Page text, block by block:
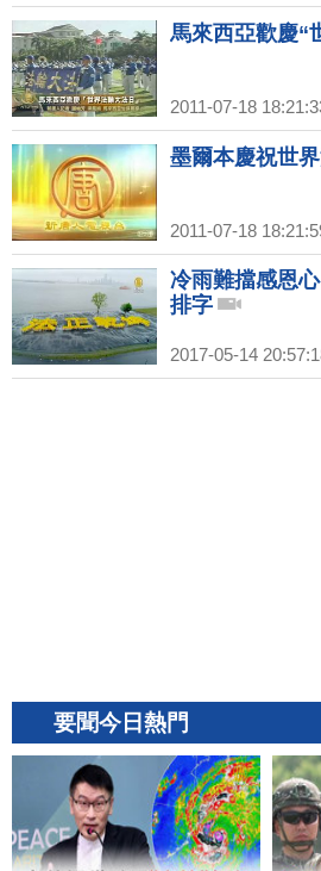
馬來西亞歡慶“
2011-07-18
墨爾本慶祝世
2011-07-18
冷雨難擋感恩
排字
2017-05-14
要聞今日熱門